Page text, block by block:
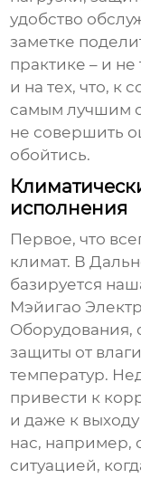
удобство
заметке
практике – и
и на тех, что, к
самым лучшим
не совершить
обойтись.
исполнения
Первое, что
климат. В
базируется
Мэйигао
Оборудования,
защиты от
температур.
привести к
и даже к
нас, например,
ситуацией,